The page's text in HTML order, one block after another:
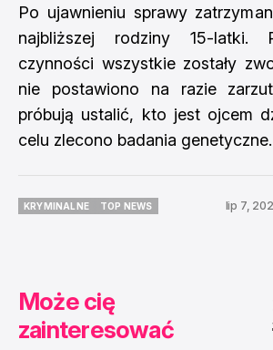
Po ujawnieniu sprawy
najbliższej rodziny 15-latki.
czynności wszystkie zostały
nie postawiono na razie
próbują ustalić, kto jest ojcem
celu zlecono badania genetyczne.
KRYMINALNE
TOP NEWS
lip 7,
Może cię
zainteresować